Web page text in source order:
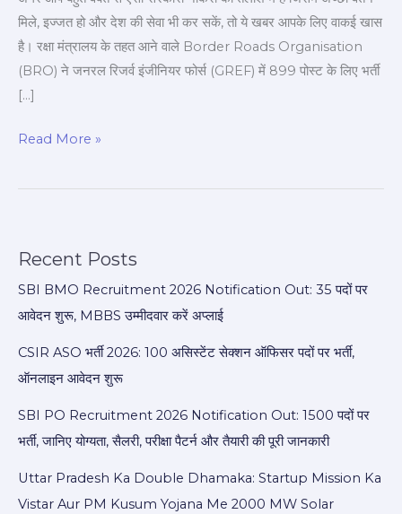
मिले, इज्जत हो और देश की सेवा भी कर सकें, तो ये खबर आपके लिए वाकई खास
है। रक्षा मंत्रालय के तहत आने वाले Border Roads Organisation
(BRO) ने जनरल रिजर्व इंजीनियर फोर्स (GREF) में 899 पोस्ट के लिए भर्ती
[…]
खुशखबरी
Read More »
Recent Posts
SBI BMO Recruitment 2026 Notification Out: 35 पदों पर
आवेदन शुरू, MBBS उम्मीदवार करें अप्लाई
CSIR ASO भर्ती 2026: 100 असिस्टेंट सेक्शन ऑफिसर पदों पर भर्ती,
ऑनलाइन आवेदन शुरू
SBI PO Recruitment 2026 Notification Out: 1500 पदों पर
भर्ती, जानिए योग्यता, सैलरी, परीक्षा पैटर्न और तैयारी की पूरी जानकारी
Uttar Pradesh Ka Double Dhamaka: Startup Mission Ka
Vistar Aur PM Kusum Yojana Me 2000 MW Solar